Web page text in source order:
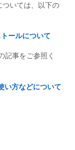
いては、以下の
ールについて
記事をご参照く
い方などについて